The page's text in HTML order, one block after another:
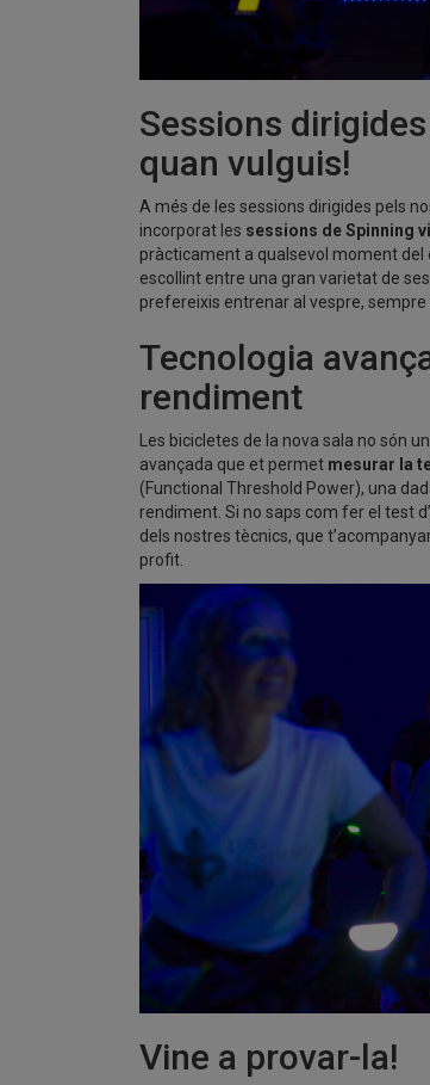
Sessions
quan vulguis!
A més de les sessions dirigides pels
incorporat les sessions de Spinning
pràcticament a qualsevol moment del
escollint entre una gran varietat de
prefereixis entrenar al vespre,
Tecnologia
rendiment
Les bicicletes de la nova sala no són
avançada que et permet mesurar la
(Functional Threshold Power), una
rendiment. Si no saps com fer el test
dels nostres tècnics, que
profit.
Vine a provar-la!